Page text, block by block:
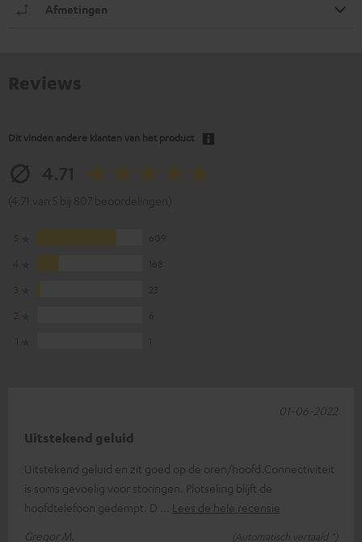
Afmetingen
Dit vinden andere klanten van het product
Uitstekend geluid
Uitstekend geluid en zit goed op de oren/hoofd.Connectiviteit
is soms gevoelig voor storingen. Plotseling blijft de
hoofdtelefoon gedempt. D
Lees de hele recensie
Gregor M.
(Automatisch vertaald *)
01-06-2022